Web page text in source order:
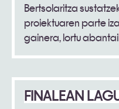
Bertsolaritza
proiektuaren parte
gainera, lortu
FINALEAN